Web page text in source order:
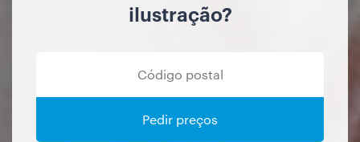
ilustração?
Pedir preços